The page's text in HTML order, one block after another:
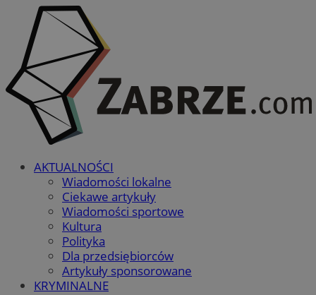
AKTUALNOŚCI
Wiadomości lokalne
Ciekawe artykuły
Wiadomości sportowe
Kultura
Polityka
Dla przedsiębiorców
Artykuły sponsorowane
KRYMINALNE